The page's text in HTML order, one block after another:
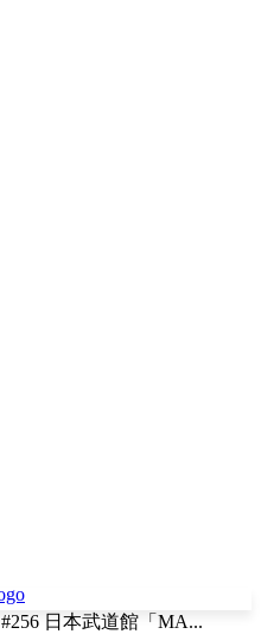
#256 日本武道館「MA...